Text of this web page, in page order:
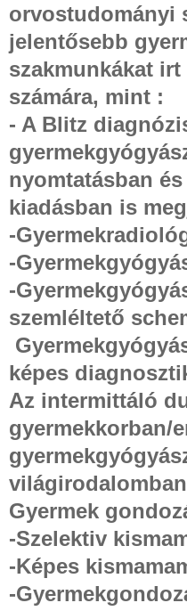
orvostudományi
jelentősebb
szakmunkákat
számára, mint :
- A Blitz
nyomtatásban
kiadásban is
-
-
-
szemléltető
képes
Az intermittáló
gyermekkorban/
világirodalomban
Gyermek
-Szelektiv
-Képes
-